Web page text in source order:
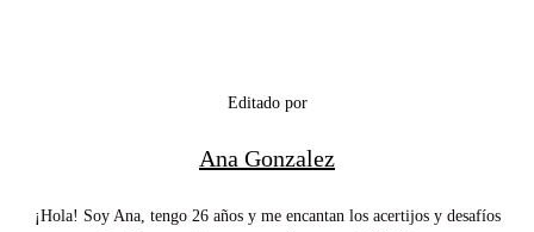
Editado por
Ana Gonzalez
¡Hola! Soy Ana, tengo 26 años y me encantan los acertijos y desafíos